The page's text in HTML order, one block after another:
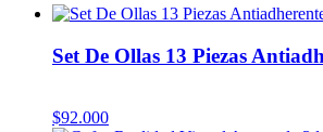
Set De Ollas 13 Piezas
$92.000